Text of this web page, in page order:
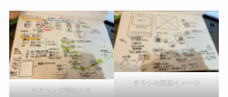
ヒアリング時のメモ
チラシの初期イメージ